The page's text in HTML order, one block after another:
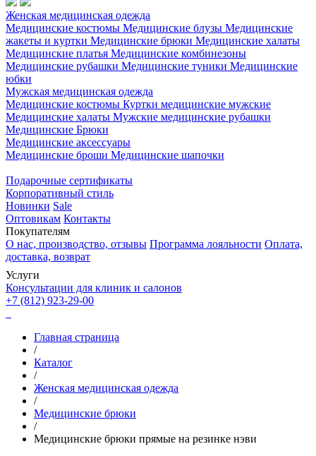
Женская медицинская одежда
Медицинские костюмы Медицинские блузы Медицинские
жакеты и куртки Медицинские брюки Медицинские халаты
Медицинские платья Медицинские комбинезоны
Медицинские рубашки Медицинские туники Медицинские
юбки
Мужская медицинская одежда
Медицинские костюмы Куртки медицинские мужские
Медицинские халаты Мужские медицинские рубашки
Медицинские Брюки
Медицинские аксессуары
Медицинские броши Медицинские шапочки
Подарочные сертификаты
Корпоративный стиль
Новинки Sale
Оптовикам Контакты
Покупателям
О нас, производство, отзывы Программа лояльности Оплата,
доставка, возврат
Услуги
Консультации для клиник и салонов
+7 (812) 923-29-00
Главная страница
/
Каталог
/
Женская медицинская одежда
/
Медицинские брюки
/
Медицинские брюки прямые на резинке нэви